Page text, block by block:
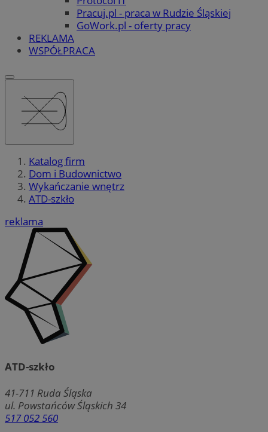
Pracuj.pl - praca w Rudzie Śląskiej
GoWork.pl - oferty pracy
REKLAMA
WSPÓŁPRACA
Katalog firm
Dom i Budownictwo
Wykańczanie wnętrz
ATD-szkło
reklama
ATD-szkło
41-711 Ruda Śląska
ul. Powstańców Śląskich 34
517 052 560